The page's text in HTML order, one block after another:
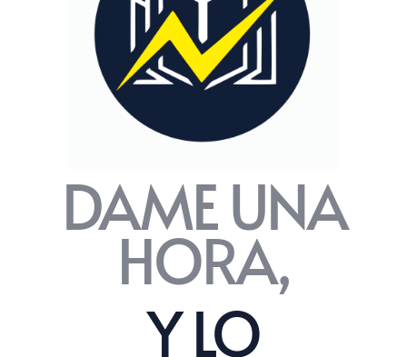
DAME UNA
HORA,
Y LO